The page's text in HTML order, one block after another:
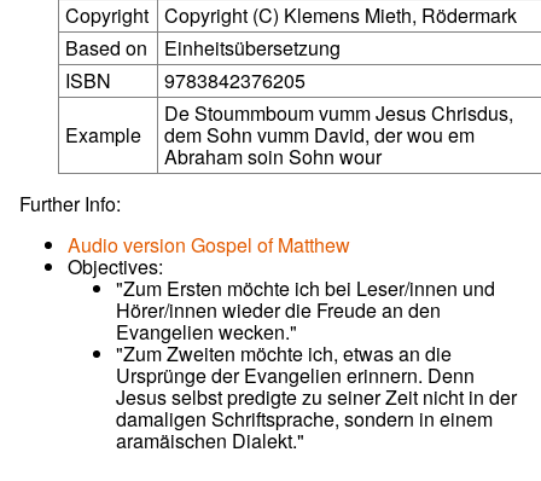
Copyright Copyright (C) Klemens Mieth, Rödermark
Based on
Einheitsübersetzung
ISBN
9783842376205
Example
De Stoummboum vumm Jesus Chrisdus,
dem Sohn vumm David, der wou em
Abraham soin Sohn wour
Further Info:
Audio version Gospel of Matthew
Objectives:
"Zum Ersten möchte ich bei Leser/innen und
Hörer/innen wieder die Freude an den
Evangelien wecken."
"Zum Zweiten möchte ich, etwas an die
Ursprünge der Evangelien erinnern. Denn
Jesus selbst predigte zu seiner Zeit nicht in der
damaligen Schriftsprache, sondern in einem
aramäischen Dialekt."